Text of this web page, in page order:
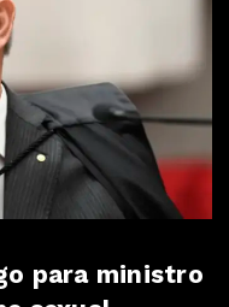
para ministro